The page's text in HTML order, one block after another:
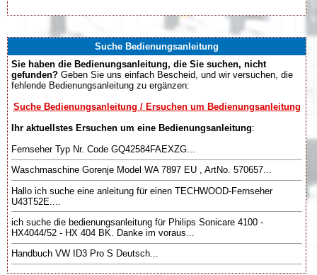
Suche Bedienungsanleitung
Sie haben die Bedienungsanleitung, die Sie suchen, nicht
gefunden? Geben Sie uns einfach Bescheid, und wir versuchen, die
fehlende Bedienungsanleitung zu ergänzen:
Suche Bedienungsanleitung / Ersuchen um Bedienungsanleitung
Ihr aktuellstes Ersuchen um eine Bedienungsanleitung:
Fernseher Typ Nr. Code GQ42584FAEXZG...
Waschmaschine Gorenje Model WA 7897 EU , ArtNo. 570657...
Hallo ich suche eine anleitung für einen TECHWOOD-Fernseher
U43T52E....
ich suche die bedienungsanleitung für Philips Sonicare 4100 -
HX4044/52 - HX 404 BK. Danke im voraus...
Handbuch VW ID3 Pro S Deutsch...